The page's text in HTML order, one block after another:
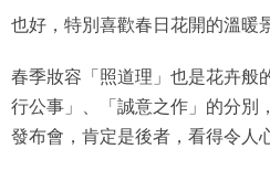
也好，特別喜歡春日花開的溫暖
春季妝容「照道理」也是花卉般
行公事」、「誠意之作」的分別
發布會，肯定是後者，看得令人